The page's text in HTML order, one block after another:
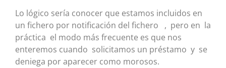
Lo lógico sería conocer que estamos incluidos en
un fichero por notificación del fichero , pero en la
práctica el modo más frecuente es que nos
enteremos cuando solicitamos un préstamo y se
deniega por aparecer como morosos.